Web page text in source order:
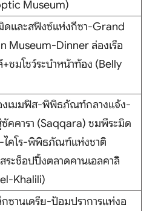
Search
Museum)
ดและสฟิงซ์แห่งกีซา-Grand
Museum-Dinner ล่องเรือ
+ชมโชว์ระบำหน้าท้อง (Belly
งเมมฟิส-พิพิธภัณฑ์กลางแจ้ง-
ซัคคารา (Saqqara) ชมพีระมิด
ไคโร-พิพิธภัณฑ์แห่งชาติ
ะช็อปปิ้งตลาดคานเอลคาลิ
Khalili)
กซานเดรีย-ป้อมปราการแห่งอ